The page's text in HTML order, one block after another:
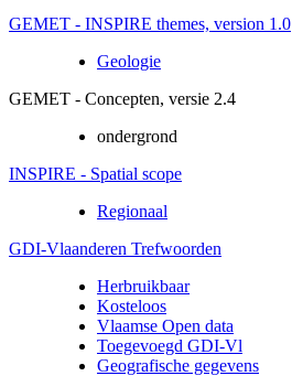
GEMET - INSPIRE themes, version 1.0
Geologie
GEMET - Concepten, versie 2.4
ondergrond
INSPIRE - Spatial scope
Regionaal
GDI-Vlaanderen Trefwoorden
Herbruikbaar
Kosteloos
Vlaamse Open data
Toegevoegd GDI-Vl
Geografische gegevens